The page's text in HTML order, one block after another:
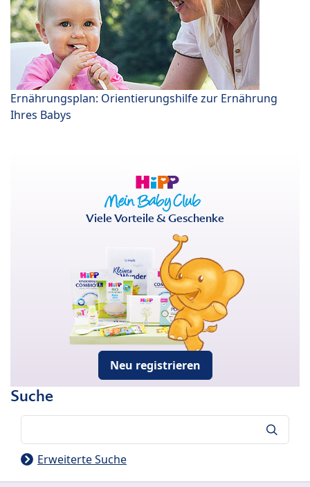
Ernährungsplan: Orientierungshilfe zur Ernährung
Ihres Babys
Viele Vorteile & Geschenke
Neu registrieren
Suche
Erweiterte Suche